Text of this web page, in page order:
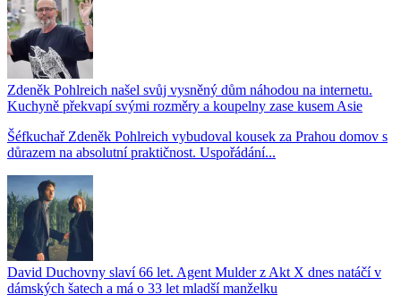
Zdeněk Pohlreich našel svůj vysněný dům náhodou na internetu.
Kuchyně překvapí svými rozměry a koupelny zase kusem Asie
Šéfkuchař Zdeněk Pohlreich vybudoval kousek za Prahou domov s
důrazem na absolutní praktičnost. Uspořádání...
David Duchovny slaví 66 let. Agent Mulder z Akt X dnes natáčí v
dámských šatech a má o 33 let mladší manželku